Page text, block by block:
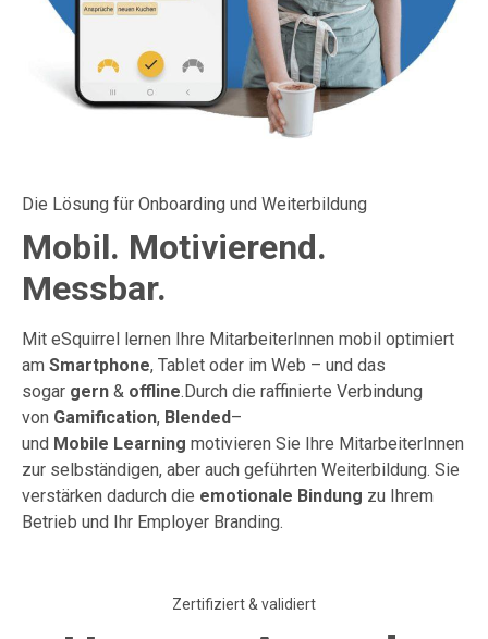
Die Lösung für Onboarding und Weiterbildung
Mobil. Motivierend.
Messbar.
Mit eSquirrel lernen Ihre MitarbeiterInnen mobil optimiert
am Smartphone, Tablet oder im Web – und das
sogar gern & offline.Durch die raffinierte Verbindung
von Gamification, Blended–
und Mobile Learning motivieren Sie Ihre MitarbeiterInnen
zur selbständigen, aber auch geführten Weiterbildung. Sie
verstärken dadurch die emotionale Bindung zu Ihrem
Betrieb und Ihr Employer Branding.
Zertifiziert & validiert